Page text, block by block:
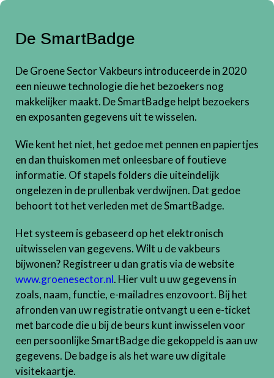
De SmartBadge
De Groene Sector Vakbeurs introduceerde in 2020
een nieuwe technologie die het bezoekers nog
makkelijker maakt. De SmartBadge helpt bezoekers
en exposanten gegevens uit te wisselen.
Wie kent het niet, het gedoe met pennen en papiertjes
en dan thuiskomen met onleesbare of foutieve
informatie. Of stapels folders die uiteindelijk
ongelezen in de prullenbak verdwijnen. Dat gedoe
behoort tot het verleden met de SmartBadge.
Het systeem is gebaseerd op het elektronisch
uitwisselen van gegevens. Wilt u de vakbeurs
bijwonen? Registreer u dan gratis via de website
www.groenesector.nl. Hier vult u uw gegevens in
zoals, naam, functie, e-mailadres enzovoort. Bij het
afronden van uw registratie ontvangt u een e-ticket
met barcode die u bij de beurs kunt inwisselen voor
een persoonlijke SmartBadge die gekoppeld is aan uw
gegevens. De badge is als het ware uw digitale
visitekaartje.